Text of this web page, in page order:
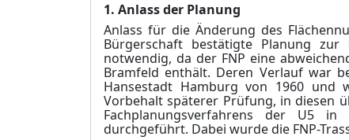
1. Anlass der Planung
Anlass für die Änderung des
Bürgerschaft bestätigte Planung zur
notwendig, da der FNP eine
Bramfeld enthält. Deren Verlauf war
Hansestadt Hamburg von 1960 und
Vorbehalt späterer Prüfung, in diesen
Fachplanungsverfahrens der U5
durchgeführt. Dabei wurde die FNP-